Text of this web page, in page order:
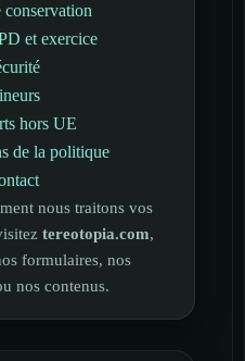
conservation
et exercice
hors UE
de la politique
nous traitons vos
tereotopia.com,
formulaires, nos
nos contenus.